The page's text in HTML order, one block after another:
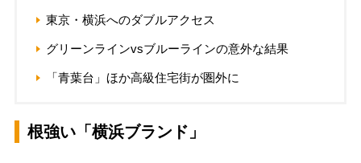
東京・横浜へのダブルアクセス
グリーンラインvsブルーラインの意外な結果
「青葉台」ほか高級住宅街が圏外に
根強い「横浜ブランド」